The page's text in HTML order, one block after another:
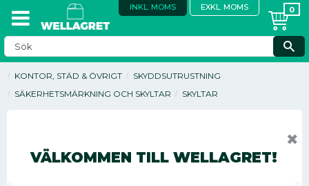
INKL. MOMS EXKL. MOMS
KONTOR, STÄD & ÖVRIGT
SKYDDSUTRUSTNING
SÄKERHETSMÄRKNING OCH SKYLTAR
SKYLTAR
VÄLKOMMEN TILL WELLAGRET!
✖